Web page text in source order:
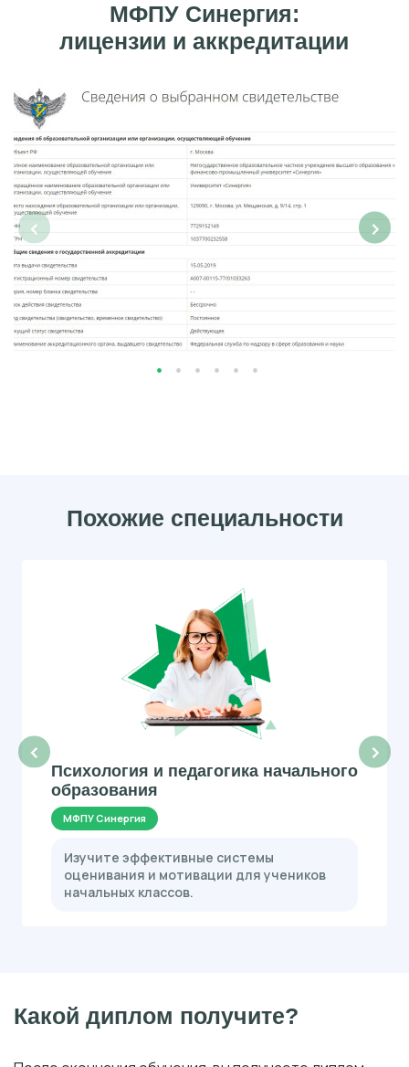
МФПУ Синергия:
лицензии и аккредитации
‹ ›
Похожие специальности
‹
Психология и педагогика начального
образования
МФПУ Синергия
Изучите эффективные системы
оценивания и мотивации для учеников
начальных классов.
›
Какой диплом получите?